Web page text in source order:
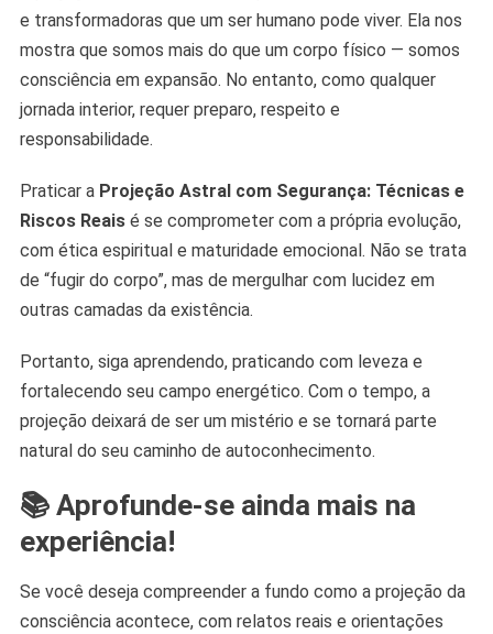
e transformadoras que um ser humano pode viver. Ela nos
mostra que somos mais do que um corpo físico — somos
consciência em expansão. No entanto, como qualquer
jornada interior, requer preparo, respeito e
responsabilidade.
Praticar a Projeção Astral com Segurança: Técnicas e
Riscos Reaisé se comprometer com a própria evolução,
com ética espiritual e maturidade emocional. Não se trata
de “fugir do corpo”, mas de mergulhar com lucidez em
outras camadas da existência.
Portanto, siga aprendendo, praticando com leveza e
fortalecendo seu campo energético. Com o tempo, a
projeção deixará de ser um mistério e se tornará parte
natural do seu caminho de autoconhecimento.
📚 Aprofunde-se ainda mais na
experiência!
Se você deseja compreender a fundo como a projeção da
consciência acontece, com relatos reais e orientações